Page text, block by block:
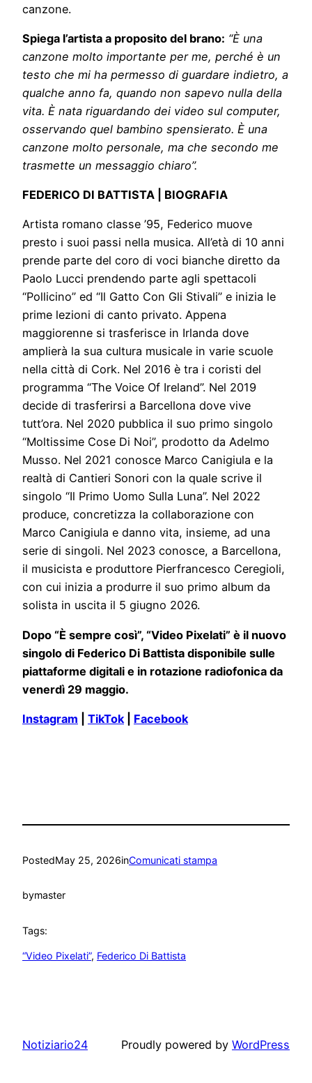
canzone.
Spiega l’artista a proposito del brano: “È una
canzone molto importante per me, perché è un
testo che mi ha permesso di guardare indietro, a
qualche anno fa, quando non sapevo nulla della
vita. È nata riguardando dei video sul computer,
osservando quel bambino spensierato. È una
canzone molto personale, ma che secondo me
trasmette un messaggio chiaro”.
FEDERICO DI BATTISTA | BIOGRAFIA
Artista romano classe ’95, Federico muove
presto i suoi passi nella musica. All’età di 10 anni
prende parte del coro di voci bianche diretto da
Paolo Lucci prendendo parte agli spettacoli
“Pollicino” ed “Il Gatto Con Gli Stivali” e inizia le
prime lezioni di canto privato. Appena
maggiorenne si trasferisce in Irlanda dove
amplierà la sua cultura musicale in varie scuole
nella città di Cork. Nel 2016 è tra i coristi del
programma “The Voice Of Ireland”. Nel 2019
decide di trasferirsi a Barcellona dove vive
tutt’ora. Nel 2020 pubblica il suo primo singolo
“Moltissime Cose Di Noi”, prodotto da Adelmo
Musso. Nel 2021 conosce Marco Canigiula e la
realtà di Cantieri Sonori con la quale scrive il
singolo “Il Primo Uomo Sulla Luna”. Nel 2022
produce, concretizza la collaborazione con
Marco Canigiula e danno vita, insieme, ad una
serie di singoli. Nel 2023 conosce, a Barcellona,
il musicista e produttore Pierfrancesco Ceregioli,
con cui inizia a produrre il suo primo album da
solista in uscita il 5 giugno 2026.
Dopo “È sempre così”, “Video Pixelati” è il nuovo
singolo di Federico Di Battista disponibile sulle
piattaforme digitali e in rotazione radiofonica da
venerdì 29 maggio.
Instagram TikTok Facebook
PostedMay 25, 2026inComunicati stampa
bymaster
Tags:
“Video Pixelati”, Federico Di Battista
Notiziario24 Proudly powered by WordPress